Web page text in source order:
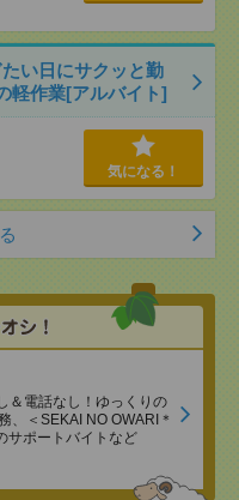
い日にサクッと勤
軽作業[アルバイト]
気になる！
＆電話なし！ゆっくりの
、＜SEKAI NO OWARI＊
サポートバイトなど